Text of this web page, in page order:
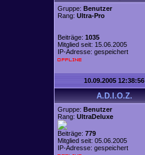
Gruppe: Benutzer
Rang: Ultra-Pro
Beiträge: 1035
Mitglied seit: 15.06.2005
IP-Adresse: gespeichert
10.09.2005 12:38:56
A.D.I.O.Z.
Gruppe: Benutzer
Rang: UltraDeluxe
Beiträge: 779
Mitglied seit: 05.06.2005
IP-Adresse: gespeichert